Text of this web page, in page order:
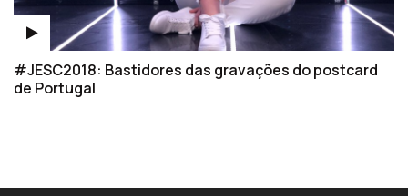
#JESC2018: Bastidores das gravações do postcard
de Portugal